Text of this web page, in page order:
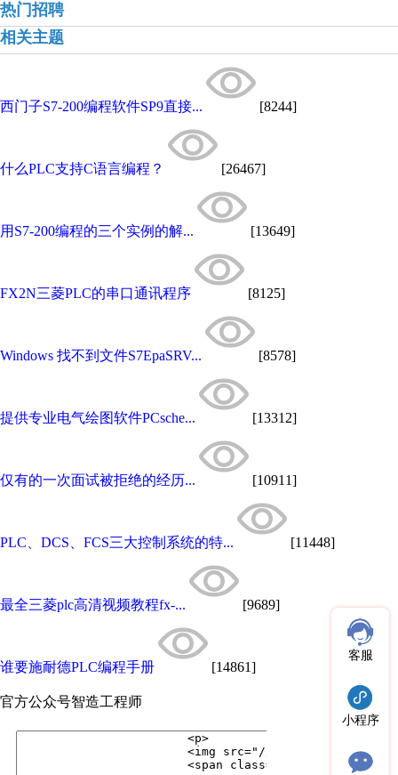
热门招聘
相关主题
西门子S7-200编程软件SP9直接... [8244]
什么PLC支持C语言编程？ [26467]
用S7-200编程的三个实例的解... [13649]
FX2N三菱PLC的串口通讯程序 [8125]
Windows 找不到文件S7EpaSRV... [8578]
提供专业电气绘图软件PCsche... [13312]
仅有的一次面试被拒绝的经历... [10911]
PLC、DCS、FCS三大控制系统的特... [11448]
最全三菱plc高清视频教程fx-... [9689]
谁要施耐德PLC编程手册 [14861]
官方公众号智造工程师
客服
小程序